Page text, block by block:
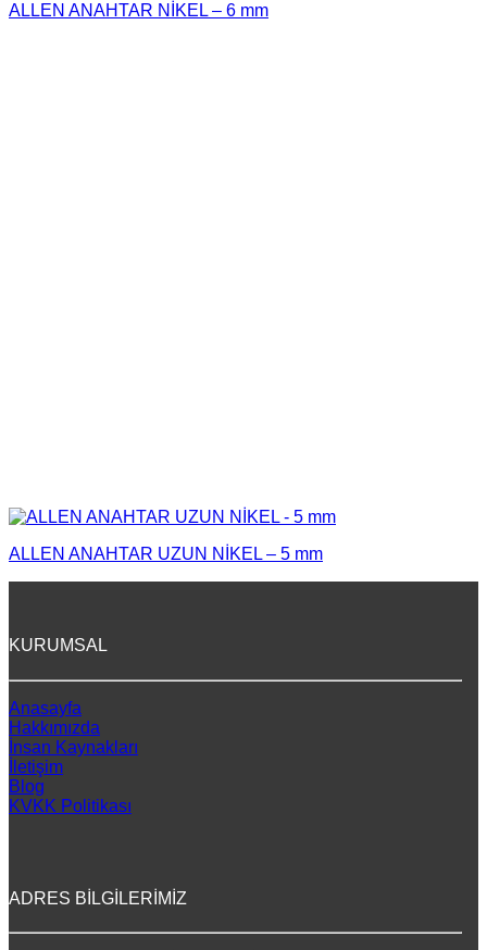
ALLEN ANAHTAR NİKEL – 6 mm
ALLEN ANAHTAR UZUN NİKEL – 5 mm
KURUMSAL
Anasayfa
Hakkımızda
İnsan Kaynakları
İletişim
Blog
KVKK Politikası
ADRES BİLGİLERİMİZ